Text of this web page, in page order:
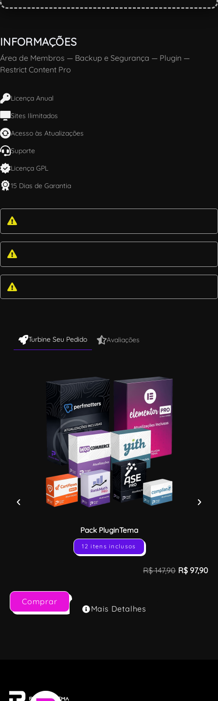
INFORMAÇÕES
Área de Membros — Backup e Segurança — Plugin —
Restrict Content Pro
Licença Anual
Sites Ilimitados
Acesso às Atualizações
Suporte
Licença GPL
15 Dias de Garantia
Turbine Seu Pedido Avaliações
Pack PluginTema
12 itens inclusos
R$147,90 R$ 97,90
Comprar
Mais Detalhes